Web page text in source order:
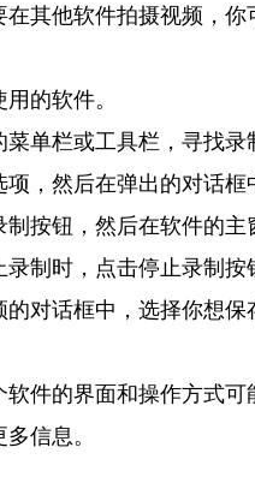
在其他软件拍摄视频，你
的软件。
菜单栏或工具栏，寻找录
项，然后在弹出的对话框
制按钮，然后在软件的主
制时，点击停止录制按
的对话框中，选择你想保
软件的界面和操作方式
信息。